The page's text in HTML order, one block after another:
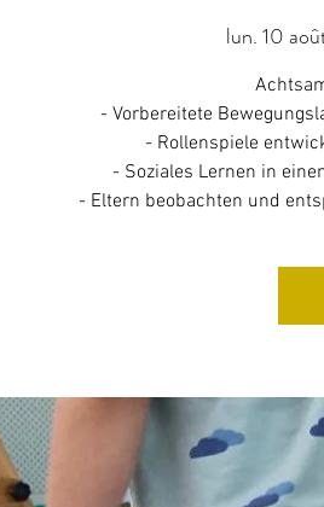
lun. 10
- Vorbereitete
- Rollenspiele
- Soziales Lernen in